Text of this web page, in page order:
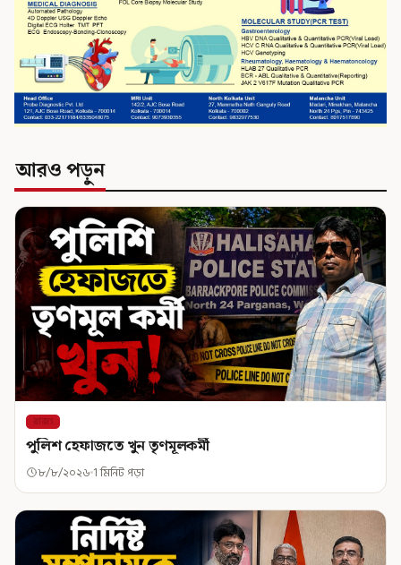
আরও পড়ুন
রাজ্য
পুলিশ হেফাজতে খুন তৃণমূলকর্মী
৮/৮/২০২৬ 1 মিনিট পড়া